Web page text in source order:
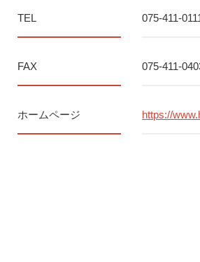
TEL 075-411-
FAX 075-411-
ホームページ https://